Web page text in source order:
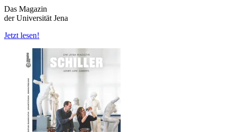
Das Magazin
der Universität Jena
Jetzt lesen!